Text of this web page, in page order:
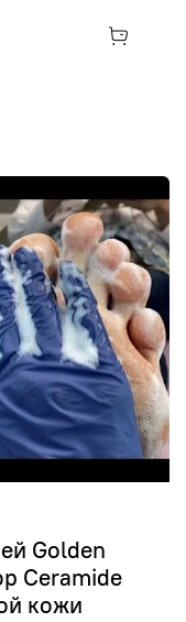
Golden
Ceramide
кожи